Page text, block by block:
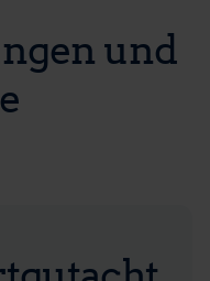
und